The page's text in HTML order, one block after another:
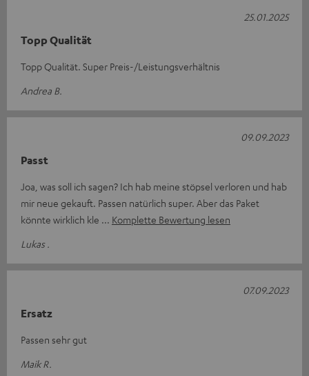
Topp Qualität
Topp Qualität. Super Preis-/Leistungsverhältnis
Andrea B.
25.01.2025
Passt
Joa, was soll ich sagen? Ich hab meine stöpsel verloren und hab
mir neue gekauft. Passen natürlich super. Aber das Paket
könnte wirklich kle
Komplette Bewertung lesen
Lukas .
09.09.2023
Ersatz
Passen sehr gut
Maik R.
07.09.2023